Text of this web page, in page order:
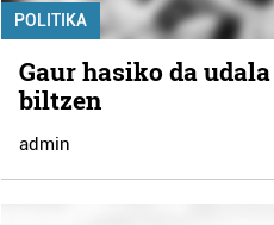
POLITIKA
Gaur hasiko da
biltzen
admin